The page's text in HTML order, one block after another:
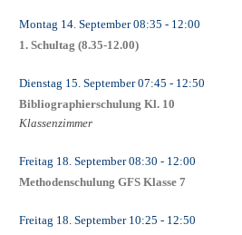
Montag 14. September08:35 - 12:00
1. Schultag (8.35-12.00)
Dienstag 15. September07:45 - 12:50
Bibliographierschulung Kl. 10
Klassenzimmer
Freitag 18. September08:30 - 12:00
Methodenschulung GFS Klasse 7
Freitag 18. September10:25 - 12:50